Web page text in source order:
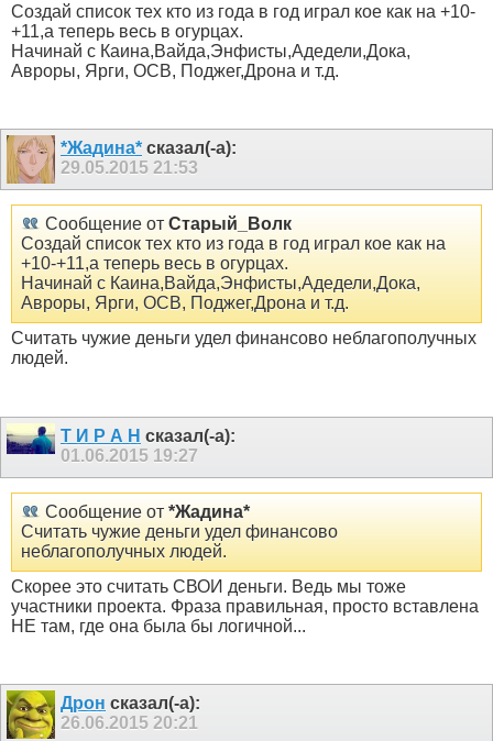
Создай список тех кто из года в год играл кое как на +10-
+11,а теперь весь в огурцах.
Начинай с Каина,Вайда,Энфисты,Адедели,Дока,
Авроры, Ярги, ОСВ, Поджег,Дрона и т.д.
*Жадина* сказал(-а):
29.05.2015 21:53
Сообщение от Старый_Волк
Создай список тех кто из года в год играл кое как на
+10-+11,а теперь весь в огурцах.
Начинай с Каина,Вайда,Энфисты,Адедели,Дока,
Авроры, Ярги, ОСВ, Поджег,Дрона и т.д.
Считать чужие деньги удел финансово неблагополучных
людей.
Т И Р А Н сказал(-а):
01.06.2015 19:27
Сообщение от *Жадина*
Считать чужие деньги удел финансово
неблагополучных людей.
Скорее это считать СВОИ деньги. Ведь мы тоже
участники проекта. Фраза правильная, просто вставлена
НЕ там, где она была бы логичной...
Дрон сказал(-а):
26.06.2015 20:21